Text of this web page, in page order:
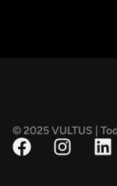
© 2025 VULTUS |